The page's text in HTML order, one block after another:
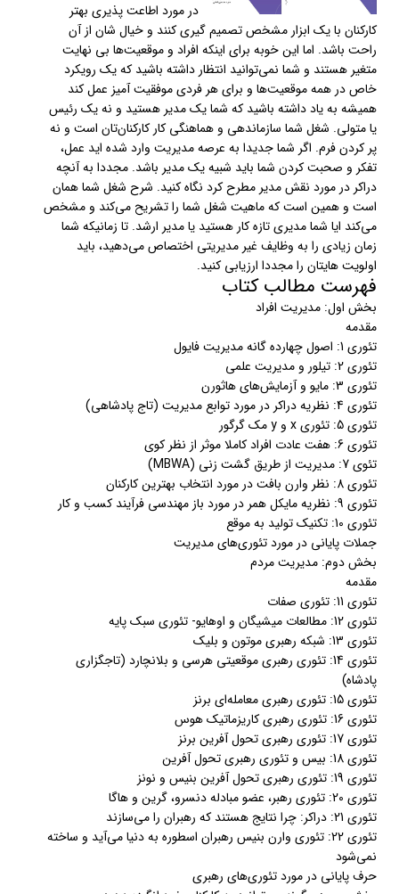
در مورد اطاعت پذیری بهتر
کارکنان با یک ابزار مشخص تصمیم گیری کنند و خیال شان از آن
راحت باشد. اما این خوبه برای اینکه افراد و موقعیت‌ها بی نهایت
متغیر هستند و شما نمی‌توانید انتظار داشته باشید که یک رویکرد
خاص در همه موقعیت‌ها و برای هر فردی موفقیت آمیز عمل کند
همیشه به یاد داشته باشید که شما یک مدیر هستید و نه یک رئیس
یا متولی. شغل شما سازماندهی و هماهنگی کار کارکنان‌تان است و نه
پر کردن فرم. اگر شما جدیدا به عرصه مدیریت وارد شده اید عمل،
تفکر و صحبت کردن شما باید شبیه یک مدیر باشد. مجددا به آنچه
دراکر در مورد نقش مدیر مطرح کرد نگاه کنید. شرح شغل شما همان
است و همین است که ماهیت شغل شما را تشریح می‌کند و مشخص
می‌کند ایا شما مدیری تازه کار هستید یا مدیر ارشد. تا زمانیکه شما
زمان زیادی را به وظایف غیر مدیریتی اختصاص می‌دهید، باید
اولویت هایتان را مجددا ارزیابی کنید.
فهرست مطالب کتاب
بخش اول: مدیریت افراد
مقدمه
تئوری 1: اصول چهارده گانه مدیریت فایول
تئوری 2: تیلور و مدیریت علمی
تئوری 3: مایو و آزمایش‌های هاثورن
تئوری 4: نظریه دراکر در مورد توابع مدیریت (تاج پادشاهی)
تئوری 5: تئوری x و y مک گرگور
تئوری 6: هفت عادت افراد کاملا موثر از نظر کوی
تئوی 7: مدیریت از طریق گشت زنی (MBWA)
تئوری 8: نظر وارن بافت در مورد انتخاب بهترین کارکنان
تئوری 9: نظریه مایکل همر در مورد باز مهندسی فرآیند کسب و کار
تئوری 10: تکنیک تولید به موقع
جملات پایانی در مورد تئوری‌های مدیریت
بخش دوم: مدیریت مردم
مقدمه
تئوری 11: تئوری صفات
تئوری 12: مطالعات میشیگان و اوهایو- تئوری سبک پایه
تئوری 13: شبکه رهبری موتون و بلیک
تئوری 14: تئوری رهبری موقعیتی هرسی و بلانچارد (تاجگزاری
پادشاه)
تئوری 15: تئوری رهبری معامله‌ای برنز
تئوری 16: تئوری رهبری کاریزماتیک هوس
تئوری 17: تئوری رهبری تحول آفرین برنز
تئوری 18: بیس و تئوری رهبری تحول آفرین
تئوری 19: تئوری رهبری تحول آفرین بنیس و نونز
تئوری 20: تئوری رهبر، عضو مبادله دنسرو، گرین و هاگا
تئوری 21: دراکر: چرا نتایج هستند که رهبران را می‌سازند
تئوری 22: تئوری وارن بنیس رهبران اسطوره به دنیا می‌آید و ساخته
نمی‌شود
حرف پایانی در مورد تئوری‌های رهبری